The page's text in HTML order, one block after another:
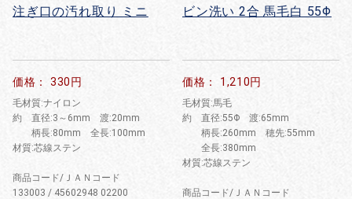
注ぎ口の汚れ取り ミニ
価格： 330円
毛材質:ナイロン
約 直径:3～6mm 渡:20mm
柄長:80mm 全長:100mm
材質:芯線ステン
商品コード/ＪＡＮコード
133003 / 45602948 02200
ビン洗い 2合 馬毛白 55Φ
価格： 1,210円
毛材質:馬毛
約 直径:55Φ 渡:65mm
柄長:260mm 穂先:55mm
全長:380mm
材質:芯線ステン
商品コード/ＪＡＮコード